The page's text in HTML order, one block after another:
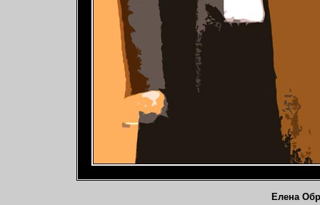
Елена